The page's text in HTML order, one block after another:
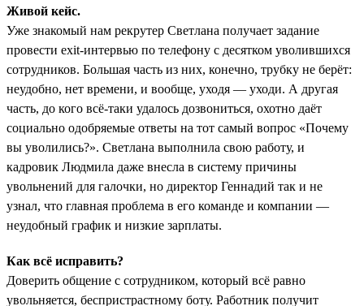
Живой кейс.
Уже знакомый нам рекрутер Светлана получает задание
провести exit-интервью по телефону с десятком уволившихся
сотрудников. Большая часть из них, конечно, трубку не берёт:
неудобно, нет времени, и вообще, уходя — уходи. А другая
часть, до кого всё-таки удалось дозвониться, охотно даёт
социально одобряемые ответы на тот самый вопрос «Почему
вы уволились?». Светлана выполнила свою работу, и
кадровик Людмила даже внесла в систему причины
увольнений для галочки, но директор Геннадий так и не
узнал, что главная проблема в его команде и компании —
неудобный график и низкие зарплаты.
Как всё исправить?
Доверить общение с сотрудником, который всё равно
увольняется, беспристрастному боту. Работник получит